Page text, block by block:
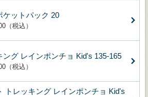
ケットパック 20
（税込）
ング レインポンチョ Kid's 135-165
（税込）
トレッキング レインポンチョ Kid's